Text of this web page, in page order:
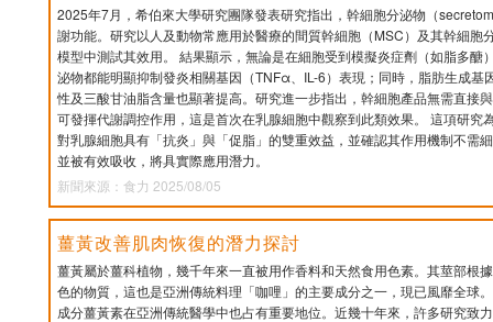
2025年7月，希伯來大學研究團隊發表研究指出，幹細胞分泌物（
謝功能。研究以人及動物常應用於醫療的間質幹細胞（MSC）及其幹細胞
模型中測試其效用。 結果顯示，無論是在細胞受到模擬炎症劑（如脂多醣
泌物都能明顯抑制發炎相關基因（TNFα、IL-6）表現；同時，脂肪生成基
性及三酸甘油脂含量也顯著提高。研究進一步指出，幹細胞產品無需直接
可發揮代謝調控作用，這是首次在乳腺細胞中觀察到此類效果。 這項研究
對乳腺細胞具有「抗炎」與「促脂」的雙重效益，並確認其作用機制不需
並被有效吸收，將具實際應用潛力。
新聞來源：食力 2025/08/05
薑黃改善肌肉恢復的潛力探討
薑黃屬於薑科植物，幾千年來一直被用作香料和天然食用色素。其莖部根
色的物質，這也是亞洲傳統料理「咖哩」的主要成分之一，現已風靡全球
成分薑黃素在亞洲傳統醫學中也占有重要地位。近幾十年來，許多研究致